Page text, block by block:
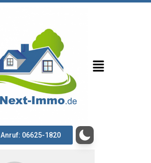
Anruf: 06625-1820